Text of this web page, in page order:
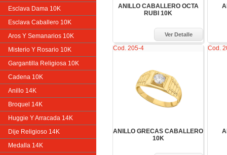
Esclava Dama 10K
Esclava Caballero 10K
Aros Y Semanarios 10K
Misterio Y Rosario 10K
Gargantilla Religiosa 10K
Cadena 10K
Anillo 14K
Broquel 14K
Huggie Y Arracada 14K
Dije Religioso 14K
Medalla 14K
ANILLO CABALLERO OCTA
RUBI 10K
Ver Detalle
Cod. 205-4
ANILLO GRECAS CABALLERO
10K
Cod.